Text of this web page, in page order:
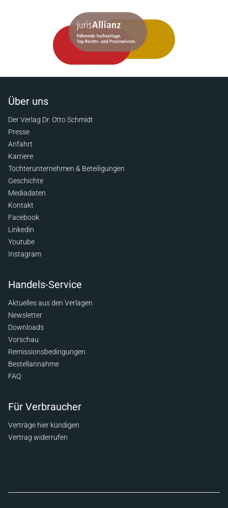
Über uns
Der Verlag Dr. Otto Schmidt
Presse
Anfahrt
Karriere
Tochterunternehmen & Beteiligungen
Geschichte
Mediadaten
Kontakt
Facebook
Linkedin
Youtube
Instagram
Handels-Service
Aktuelles aus den Verlagen
Newsletter
Downloads
Vorschau
Remissionsbedingungen
Bestellannahme
FAQ
Für Verbraucher
Verträge hier kündigen
Vertrag widerrufen